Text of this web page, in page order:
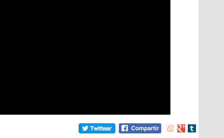
Compartir
Compartir
Compartir